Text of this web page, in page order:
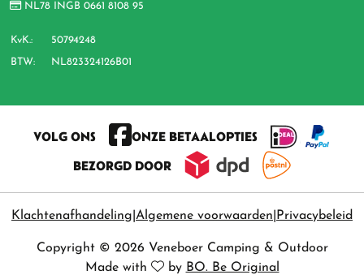
NL78 INGB 0661 8108 95
KvK.: 50794248
BTW: NL823324126B01
VOLG ONS
ONZE BETAALOPTIES
BEZORGD DOOR
Klachtenafhandeling Algemene voorwaarden Privacybeleid
Copyright © 2026 Veneboer Camping & Outdoor
Made with
by BO. Be Original